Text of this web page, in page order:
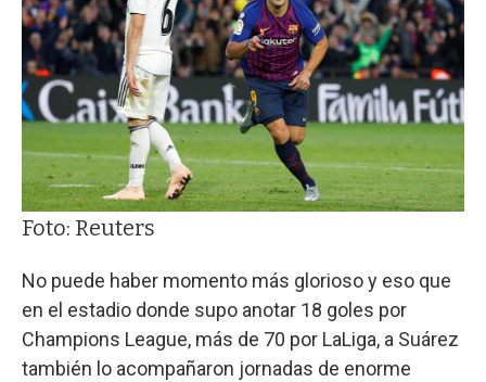
Foto: Reuters
No puede haber momento más glorioso y eso que
en el estadio donde supo anotar 18 goles por
Champions League, más de 70 por LaLiga, a Suárez
también lo acompañaron jornadas de enorme